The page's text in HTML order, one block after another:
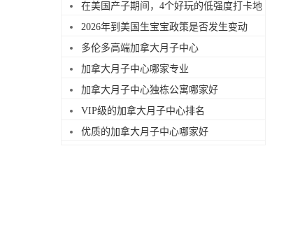
在美国产子期间，4个好玩的低强度打卡地
2026年到美国生宝宝政策是否发生变动
多伦多高端加拿大月子中心
加拿大月子中心哪家专业
加拿大月子中心独栋公寓哪家好
VIP级的加拿大月子中心排名
优质的加拿大月子中心哪家好